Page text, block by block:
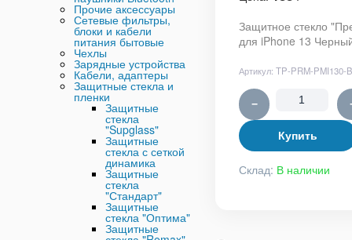
Прочие аксессуары
Сетевые фильтры,
блоки и кабели
питания бытовые
Чехлы
Зарядные устройства
Кабели, адаптеры
Защитные стекла и
пленки
Защитные
стекла
"Supglass"
Защитные
стекла с сеткой
динамика
Защитные
стекла
"Стандарт"
Защитные
стекла "Оптима"
Защитные
Защитное стекло
для iPhone 13
Артикул: TP-PRM-PMI130-B
−
Купить
Склад: В наличии